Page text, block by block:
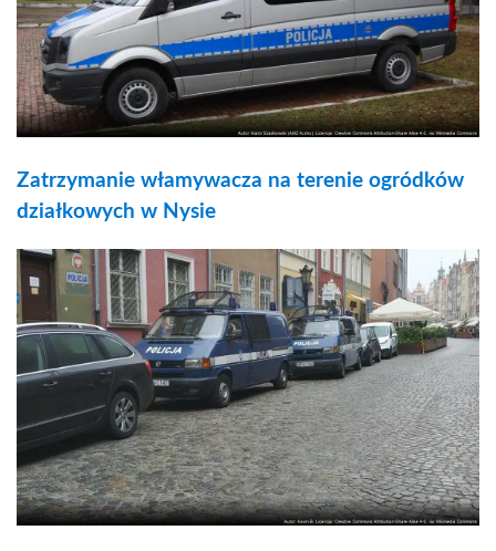
Zatrzymanie włamywacza na terenie ogródków
działkowych w Nysie